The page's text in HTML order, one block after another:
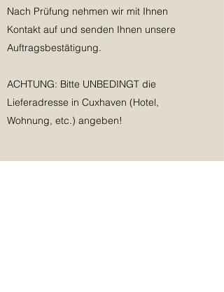
Nach Prüfung nehmen wir mit Ihnen
Kontakt auf und senden Ihnen unsere
Auftragsbestätigung.
ACHTUNG: Bitte UNBEDINGT die
Lieferadresse in Cuxhaven (Hotel,
Wohnung, etc.) angeben!